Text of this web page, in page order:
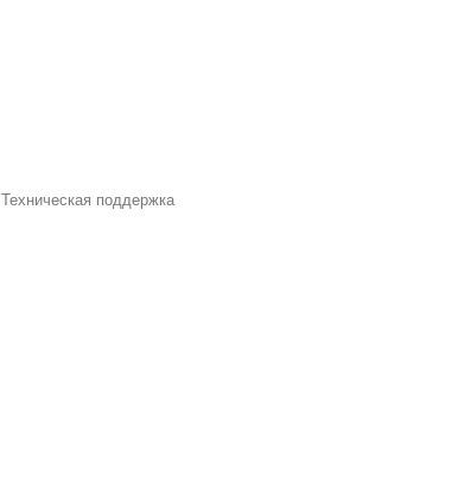
Техническая поддержка